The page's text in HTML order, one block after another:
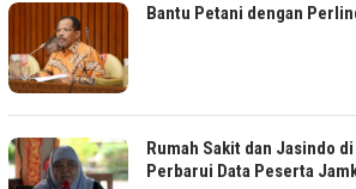
Bantu Petani dengan
Rumah Sakit dan Jasindo
Perbarui Data Peserta